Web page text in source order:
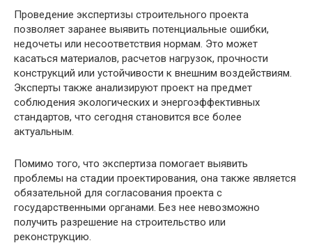
Проведение экспертизы строительного проекта
позволяет заранее выявить потенциальные ошибки,
недочеты или несоответствия нормам. Это может
касаться материалов, расчетов нагрузок, прочности
конструкций или устойчивости к внешним воздействиям.
Эксперты также анализируют проект на предмет
соблюдения экологических и энергоэффективных
стандартов, что сегодня становится все более
актуальным.
Помимо того, что экспертиза помогает выявить
проблемы на стадии проектирования, она также является
обязательной для согласования проекта с
государственными органами. Без нее невозможно
получить разрешение на строительство или
реконструкцию.